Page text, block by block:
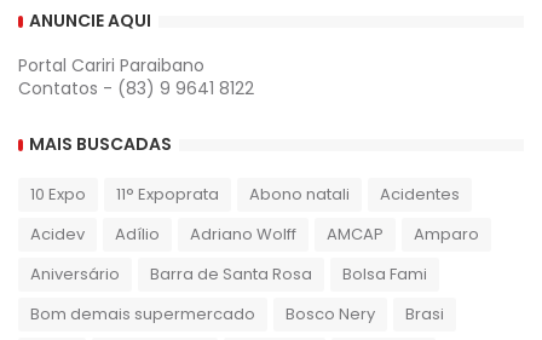
ANUNCIE AQUI
Portal Cariri Paraibano
Contatos - (83) 9 9641 8122
MAIS BUSCADAS
10 Expo 11° Expoprata Abono natali
Acidentes
Acidev
Adílio Adriano Wolff AMCAP
Amparo
Aniversário
Barra de Santa Rosa
Bolsa Fami
Bom demais supermercado
Bosco Nery
Brasi